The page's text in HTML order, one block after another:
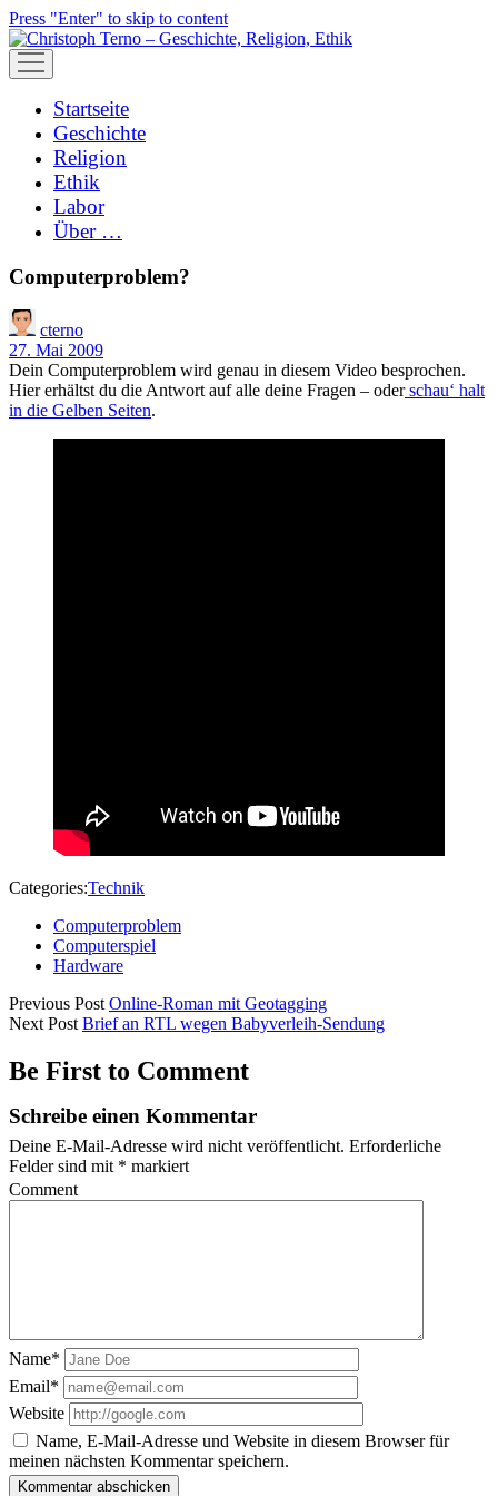
Press "Enter" to skip to content
open
menu
Startseite
Geschichte
Religion
Ethik
Labor
Über …
Computerproblem?
cterno
27. Mai 2009
Dein Computerproblem wird genau in diesem Video besprochen.
Hier erhältst du die Antwort auf alle deine Fragen – oderschau‘ halt
in die Gelben Seiten.
Categories:Technik
Computerproblem
Computerspiel
Hardware
Previous Post Online-Roman mit Geotagging
Next Post Brief an RTL wegen Babyverleih-Sendung
Be First to Comment
Schreibe einen Kommentar
Deine E-Mail-Adresse wird nicht veröffentlicht. Erforderliche
Felder sind mit * markiert
Comment
Name*
Email*
Website
Name, E-Mail-Adresse und Website in diesem Browser für
meinen nächsten Kommentar speichern.